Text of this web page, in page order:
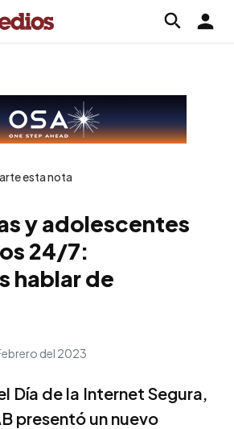
esta nota
y adolescentes
24/7:
hablar de
del 2023
Día de la Internet Segura,
presentó un nuevo